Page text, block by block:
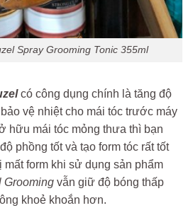
Spray Grooming Tonic 355ml
có công dụng chính là tăng độ
vệ nhiệt cho mái tóc trước máy
hữu mái tóc mỏng thưa thì bạn
phồng tốt và tạo form tóc rất tốt
mất form khi sử dụng sản phẩm
Grooming vẫn giữ độ bóng thấp
khoẻ khoắn hơn.